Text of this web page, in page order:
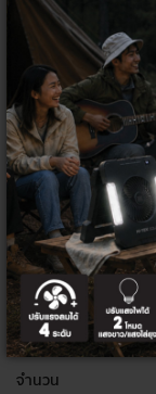
ขนาด
เลือกจำนวน ต่อชิ้น
ชิ้น
โค้ด/คูปองส่วนลด
HITEK5PER
จำนวน